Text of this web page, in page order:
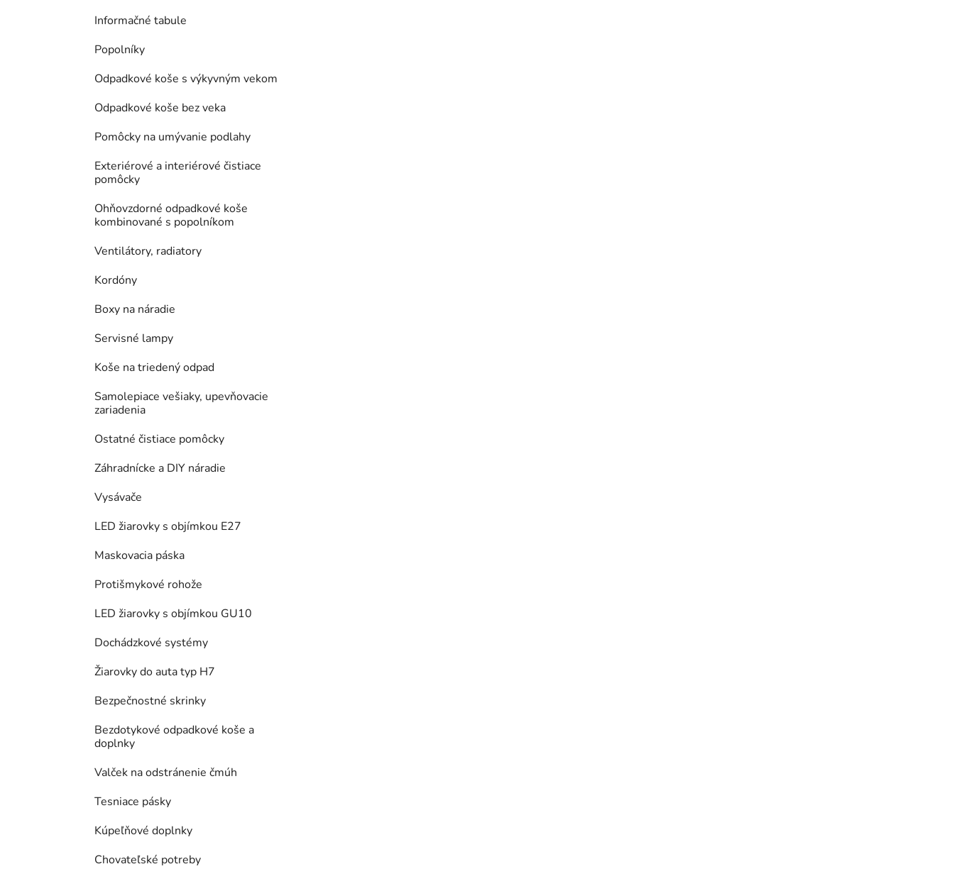
Informačné tabule
Popolníky
Odpadkové koše s výkyvným vekom
Odpadkové koše bez veka
Pomôcky na umývanie podlahy
Exteriérové a interiérové čistiace
pomôcky
Ohňovzdorné odpadkové koše
kombinované s popolníkom
Ventilátory, radiatory
Kordóny
Boxy na náradie
Servisné lampy
Koše na triedený odpad
Samolepiace vešiaky, upevňovacie
zariadenia
Ostatné čistiace pomôcky
Záhradnícke a DIY náradie
Vysávače
LED žiarovky s objímkou E27
Maskovacia páska
Protišmykové rohože
LED žiarovky s objímkou GU10
Dochádzkové systémy
Žiarovky do auta typ H7
Bezpečnostné skrinky
Bezdotykové odpadkové koše a
doplnky
Valček na odstránenie čmúh
Tesniace pásky
Kúpeľňové doplnky
Chovateľské potreby